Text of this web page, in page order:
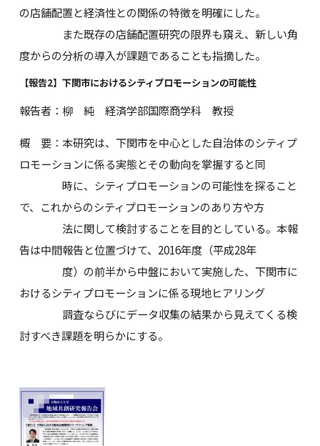
の店舗配置と経済性との関係の特徴を明確にした。
また既存の店舗配置研究の限界も窺え、新しい角
度からの分析の導入が課題であることも指摘した。
【報告2】下関市におけるシティプロモーションの可能性
報告者：柳 純 経済学部国際商学科 教授
概 要：本研究は、下関市を中心とした自治体のシティプ
ロモーションに係る実態とその動向を掌握すると同
時に、シティプロモーションの可能性を探ること
で、これからのシティプロモーションのあり方や方
法に関して検討することを目的としている。本報
告は中間報告と位置づけて、2016年度（平成28年
度）の前半から中盤において実施した、下関市に
おけるシティプロモーションに係る現地ヒアリング
調査ならびにデータ収集の結果から見えてくる検
討すべき課題を明らかにする。